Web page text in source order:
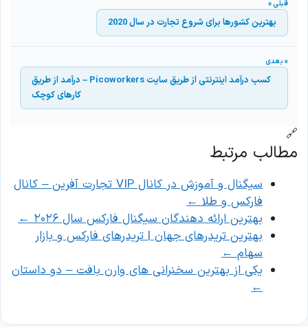
بهترین کشورها برای شروع تجارت در سال 2020
کسب درآمد اینترنتی از طریق سایت Picoworkers – درآمد از طریق
کارهای کوچک
🔗
مطالب مرتبط
سیگنال و آموزش در کانال VIP تجارت آفرین – کانال
فارکس و طلا ←
بهترین ارائه دهندگان سیگنال فارکس سال ۲۰۲۶
←
بهترین تریدرهای جهان | تریدرهای فارکس و بازار
سهام ←
یکی از بهترین سخنرانی های وارن بافت – دو داستان
←